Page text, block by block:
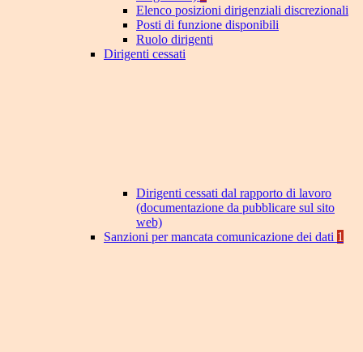
Elenco posizioni dirigenziali discrezionali
Posti di funzione disponibili
Ruolo dirigenti
Dirigenti cessati
Dirigenti cessati dal rapporto di lavoro
(documentazione da pubblicare sul sito
web)
Sanzioni per mancata comunicazione dei dati 1